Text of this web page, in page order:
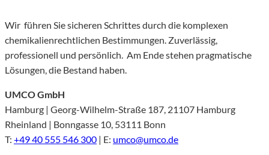
Wir führen Sie sicheren Schrittes durch die komplexen
chemikalienrechtlichen Bestimmungen. Zuverlässig,
professionell und persönlich. Am Ende stehen pragmatische
Lösungen, die Bestand haben.
UMCO GmbH
Hamburg | Georg-Wilhelm-Straße 187, 21107 Hamburg
Rheinland | Bonngasse 10, 53111 Bonn
T: +49 40 555 546 300 | E: umco@umco.de